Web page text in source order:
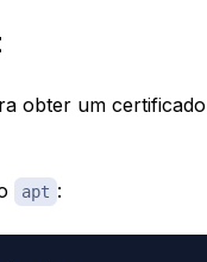
obter um
apt :